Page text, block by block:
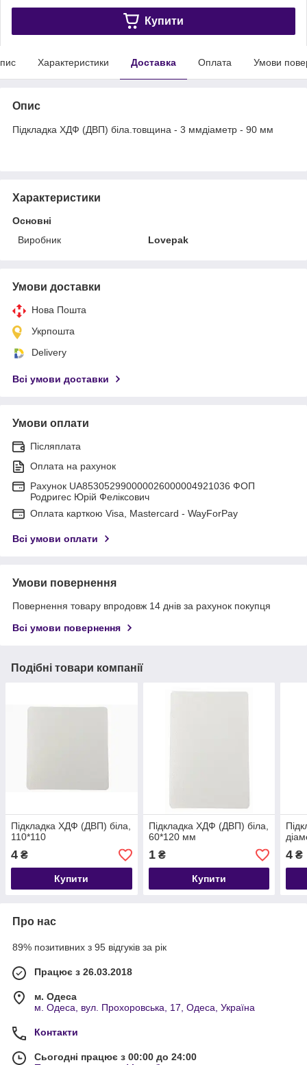
Купити
Характеристики Доставка Оплата Умови
Опис
Підкладка ХДФ (ДВП) біла.товщина - 3 ммдіаметр - 90 мм
Характеристики
Основні
Виробник
Lovepak
Умови доставки
Нова Пошта
Укрпошта
Delivery
Всі умови доставки
Умови оплати
Післяплата
Оплата на рахунок
Рахунок UA853052990000026000004921036 ФОП
Родригес Юрій Феліксович
Оплата карткою Visa, Mastercard - WayForPay
Всі умови оплати
Умови повернення
Повернення товару впродовж 14 днів за рахунок покупця
Всі умови повернення
Подібні товари компанії
Підкладка ХДФ (ДВП) біла,
110*110
4 ₴
Купити
Підкладка ХДФ (ДВП) біла,
60*120 мм
1₴
Купити
4 ₴
Про нас
89% позитивних з 95 відгуків за рік
Працює з 26.03.2018
м. Одеса
м. Одеса, вул. Прохоровська, 17, Одеса, Україна
Контакти
Сьогодні працює з 00:00 до 24:00